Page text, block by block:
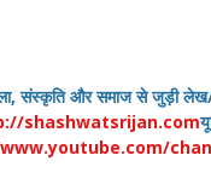
संस्कृति और समाज से जुड़ी
shashwatsrijan.com